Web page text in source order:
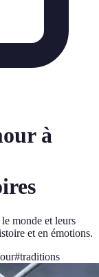
à
monde et leurs
et en émotions.
#traditions